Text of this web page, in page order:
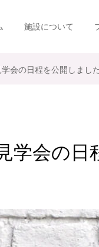
施設について
会の日程を公開しました
学会の日